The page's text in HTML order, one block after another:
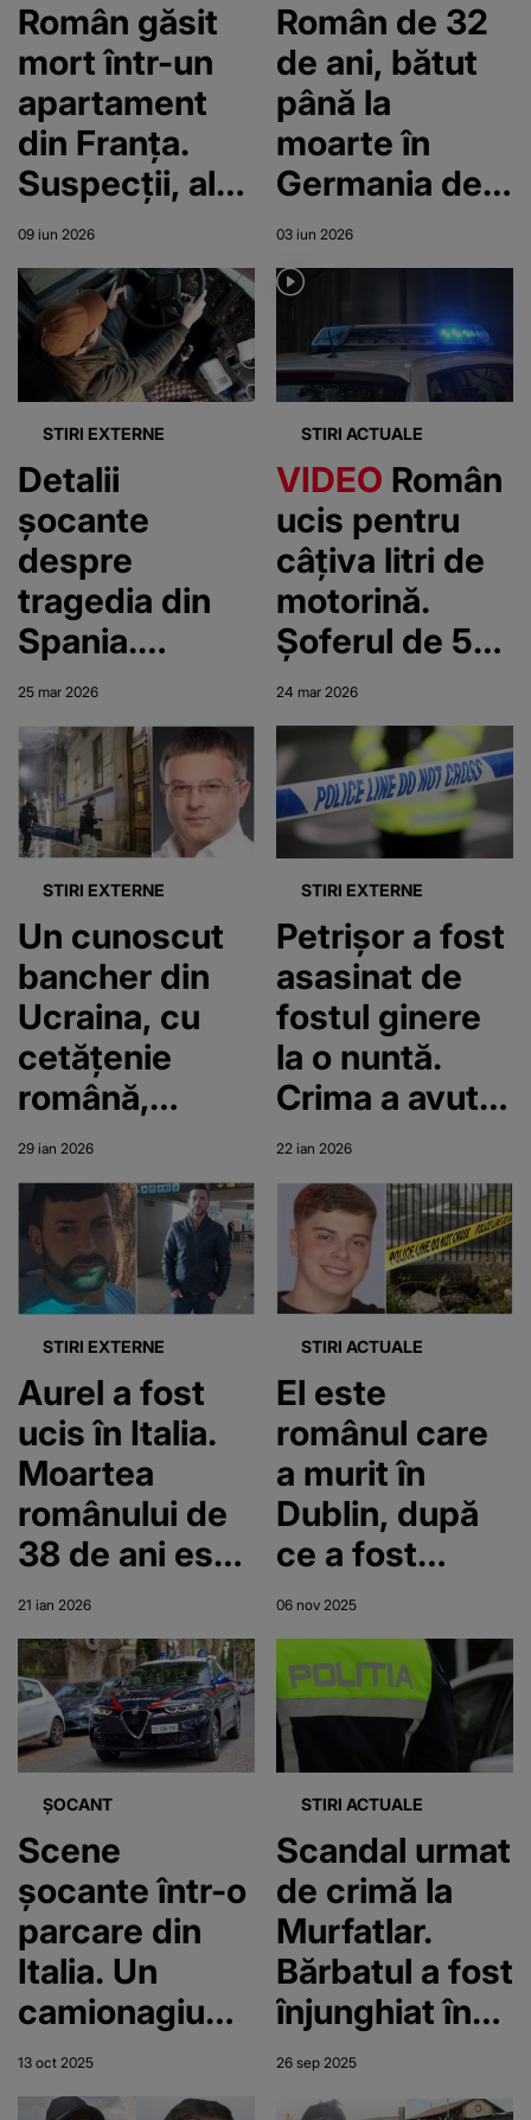
Român găsit
mort într-un
apartament
din Franța.
Suspecții, alți
doi conaționali
dispăruți
imediat după
tragedie
09 iun 2026
Român de 32
de ani, bătut
până la
moarte în
Germania de
doi
conaționali.
Cei trei
bărbați erau
cazați în
aceeași
clădire
03 iun 2026
STIRI EXTERNE
Detalii
șocante
despre
tragedia din
Spania.
Cristian,
românul care
și-a ucis
colegul după
ce a încercat
să îi fure
combustibilul,
a fost reținut:
„Am vrut să
fur motorină.
Nu am știut că
am călcat pe
cineva”
25 mar 2026
STIRI ACTUALE
VIDEO Român
ucis pentru
câțiva litri de
motorină.
Șoferul de 59
de ani urma să
devină bunic:
„Hoțul a trecut
cu camionul
peste el”
24 mar 2026
STIRI EXTERNE
Un cunoscut
bancher din
Ucraina, cu
cetățenie
română,
descoperit
fără suflare în
Milano.
Anchetatorii
cred că a fost
ucis
29 ian 2026
STIRI EXTERNE
Petrișor a fost
asasinat de
fostul ginere
la o nuntă.
Crima a avut
loc în fața a
600 de invitați
22 ian 2026
STIRI EXTERNE
Aurel a fost
ucis în Italia.
Moartea
românului de
38 de ani este
învăluită în
mister: „Ai
plecat prea
devreme
dintre noi”
21 ian 2026
STIRI ACTUALE
El este
românul care
a murit în
Dublin, după
ce a fost
înjunghiat în
inimă. Victor
avea doar 23
de ani
06 nov 2025
ȘOCANT
Scene
șocante într-o
parcare din
Italia. Un
camionagiu
român, ucis cu
sânge rece de
13 oct 2025
STIRI ACTUALE
Scandal urmat
de crimă la
Murfatlar.
Bărbatul a fost
înjunghiat în
piept de
propria soție,
26 sep 2025